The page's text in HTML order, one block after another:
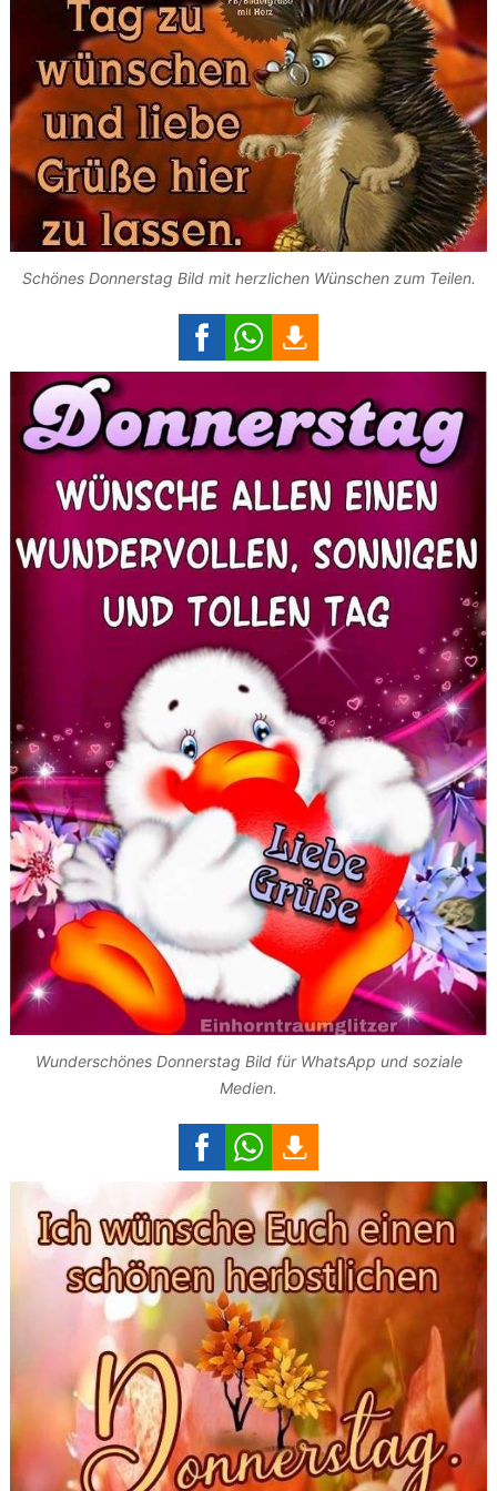
Schönes Donnerstag Bild mit herzlichen Wünschen zum Teilen.
Wunderschönes Donnerstag Bild für WhatsApp und soziale
Medien.